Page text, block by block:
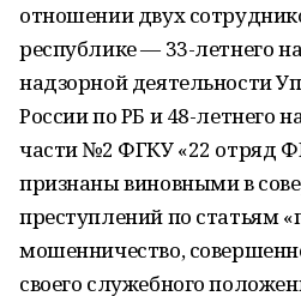
отношении двух
республике — 33-летнего
надзорной деятельности
России по РБ и 48-летнего
части №2 ФГКУ «22 отряд
признаны виновными в
преступлений по статьям
мошенничество,
своего служебного